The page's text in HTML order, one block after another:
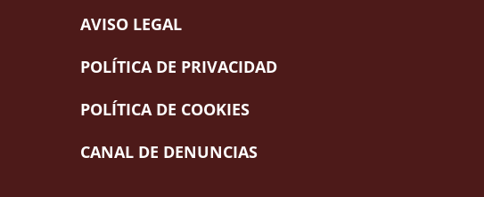
AVISO LEGAL
POLÍTICA DE PRIVACIDAD
POLÍTICA DE COOKIES
CANAL DE DENUNCIAS